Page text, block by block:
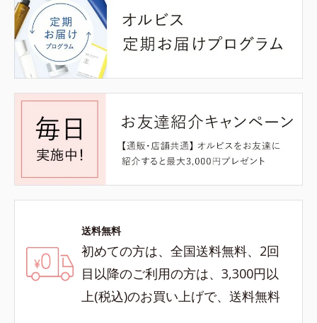
送料無料
初めての方は、全国送料無料、2回
目以降のご利用の方は、3,300円以
上(税込)のお買い上げで、送料無料